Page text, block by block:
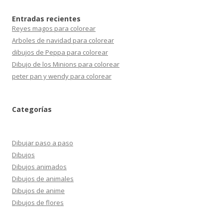
Entradas recientes
Reyes magos para colorear
Arboles de navidad para colorear
dibujos de Peppa para colorear
Dibujo de los Minions para colorear
peter pan y wendy para colorear
Categorías
Dibujar paso a paso
Dibujos
Dibujos animados
Dibujos de animales
Dibujos de anime
Dibujos de flores